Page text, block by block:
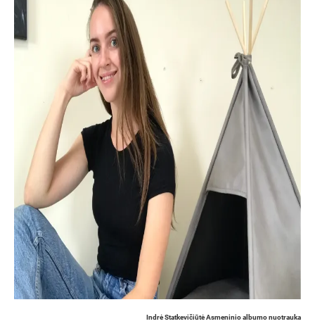
Indrė Statkevičiūtė Asmeninio albumo nuotrauka